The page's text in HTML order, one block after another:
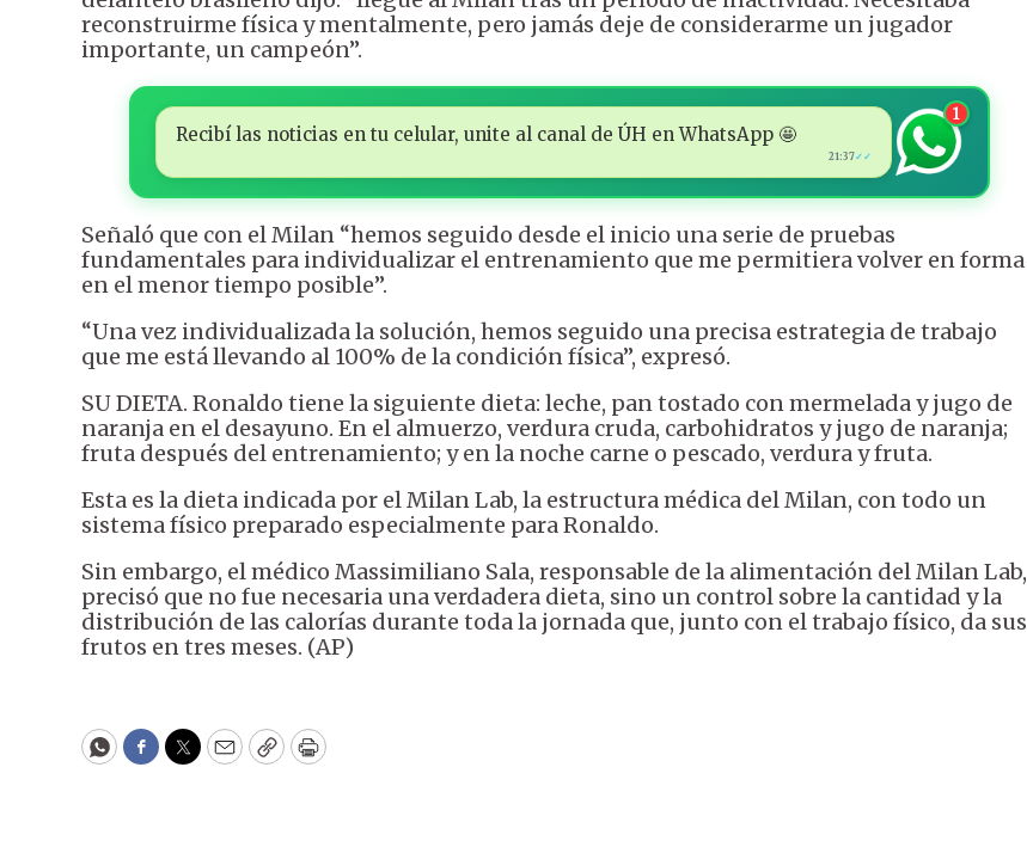
reconstruirme física y mentalmente, pero jamás deje de considerarme un jugador
importante, un campeón”.
Recibí las noticias en tu celular, unite al canal de ÚH en WhatsApp 🤩
21:37✓✓
1
Señaló que con el Milan “hemos seguido desde el inicio una serie de pruebas
fundamentales para individualizar el entrenamiento que me permitiera volver en forma
en el menor tiempo posible”.
“Una vez individualizada la solución, hemos seguido una precisa estrategia de trabajo
que me está llevando al 100% de la condición física”, expresó.
SU DIETA. Ronaldo tiene la siguiente dieta: leche, pan tostado con mermelada y jugo de
naranja en el desayuno. En el almuerzo, verdura cruda, carbohidratos y jugo de naranja;
fruta después del entrenamiento; y en la noche carne o pescado, verdura y fruta.
Esta es la dieta indicada por el Milan Lab, la estructura médica del Milan, con todo un
sistema físico preparado especialmente para Ronaldo.
Sin embargo, el médico Massimiliano Sala, responsable de la alimentación del Milan Lab,
precisó que no fue necesaria una verdadera dieta, sino un control sobre la cantidad y la
distribución de las calorías durante toda la jornada que, junto con el trabajo físico, da sus
frutos en tres meses. (AP)
WhatsApp
Facebook
Twitter
EmailCopyPrint